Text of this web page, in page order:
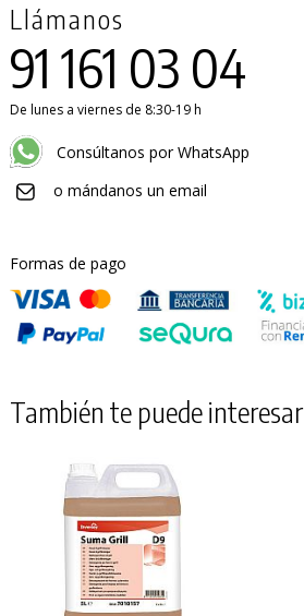
Llámanos
91 161 03 04
De lunes a viernes de 8:30-19 h
Consúltanos por WhatsApp
o mándanos un email
Formas de pago
También te puede interesar